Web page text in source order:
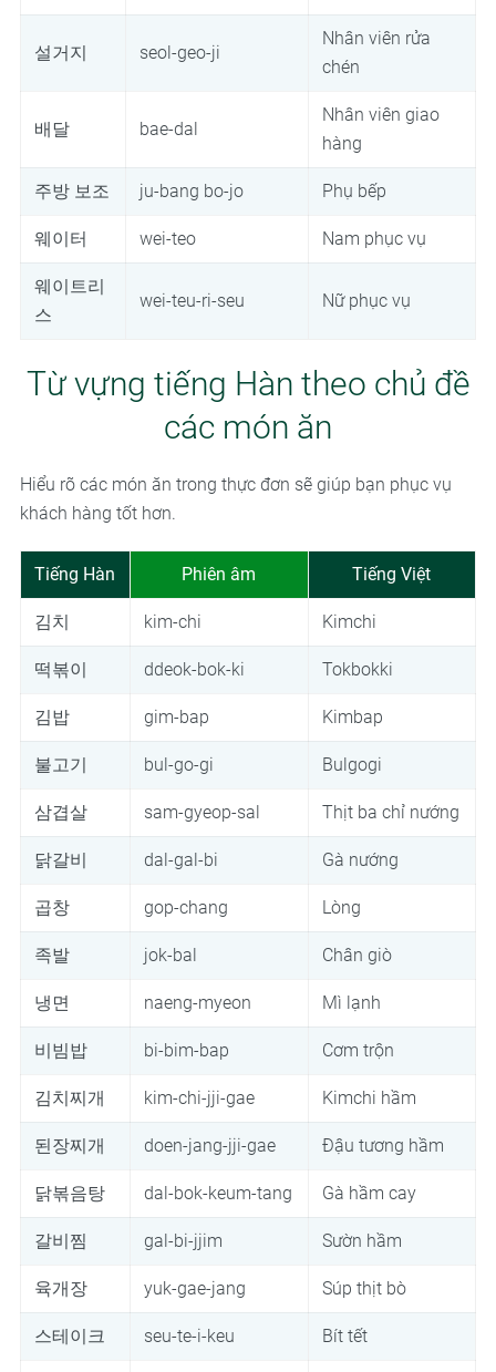
설거지 seol-geo-ji
Nhân viên rửa
chén
배달 bae-dal
Nhân viên giao
hàng
주방 보조 ju-bang bo-jo Phụ bếp
웨이터 wei-teo Nam phục vụ
웨이트리
스
wei-teu-ri-seu Nữ phục vụ
Từ vựng tiếng Hàn theo chủ đề
các món ăn
Hiểu rõ các món ăn trong thực đơn sẽ giúp bạn phục vụ
khách hàng tốt hơn.
Tiếng Hàn Phiên âm Tiếng Việt
김치 kim-chi Kimchi
떡볶이 ddeok-bok-ki Tokbokki
김밥 gim-bap Kimbap
불고기 bul-go-gi Bulgogi
삼겹살 sam-gyeop-sal Thịt ba chỉ nướng
닭갈비 dal-gal-bi Gà nướng
곱창 gop-chang Lòng
족발 jok-bal Chân giò
냉면 naeng-myeon Mì lạnh
비빔밥 bi-bim-bap Cơm trộn
김치찌개 kim-chi-jji-gae Kimchi hầm
된장찌개 doen-jang-jji-gae Đậu tương hầm
닭볶음탕 dal-bok-keum-tang Gà hầm cay
갈비찜 gal-bi-jjim Sườn hầm
육개장 yuk-gae-jang Súp thịt bò
스테이크 seu-te-i-keu Bít tết